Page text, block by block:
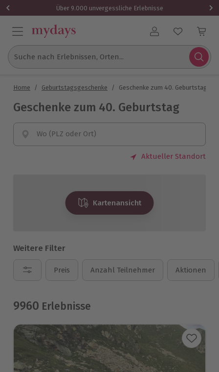
Über 9.000 unvergessliche Erlebnisse
Benutzerkonto
Suche nach Erlebnissen, Orten...
Home / Geburtstagsgeschenke / Geschenke zum 40. Geburtstag
Geschenke zum 40. Geburtstag
Wo (PLZ oder Ort)
Aktueller Standort
Kartenansicht
Weitere Filter
Preis Anzahl Teilnehmer Aktionen
9960 Erlebnisse